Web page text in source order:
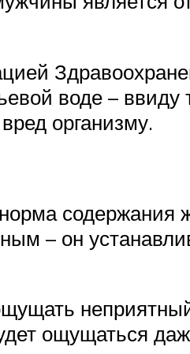
воде – ввиду
организму.
содержания
– он
ощущаться